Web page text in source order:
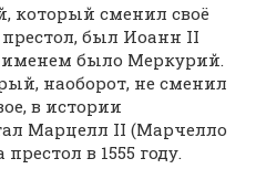
сменил своё
был Иоанн II
именем было Меркурий.
наоборот, не сменил
в истории
Марцелл II (Марчелло
в 1555 году.